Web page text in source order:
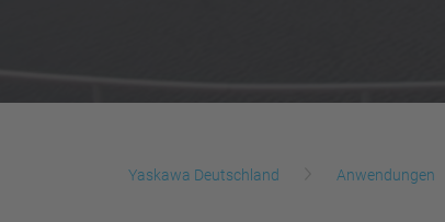
Yaskawa Deutschland Anwendungen